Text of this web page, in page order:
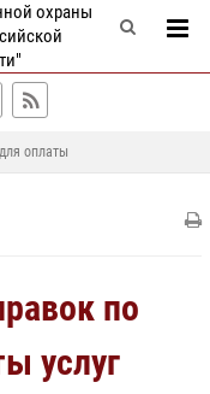
охраны
оплаты
по
услуг